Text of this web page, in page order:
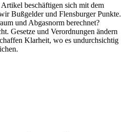
beschäftigen sich mit dem
Bußgelder und Flensburger Punkte.
und Abgasnorm berechnet?
Gesetze und Verordnungen ändern
Klarheit, wo es undurchsichtig